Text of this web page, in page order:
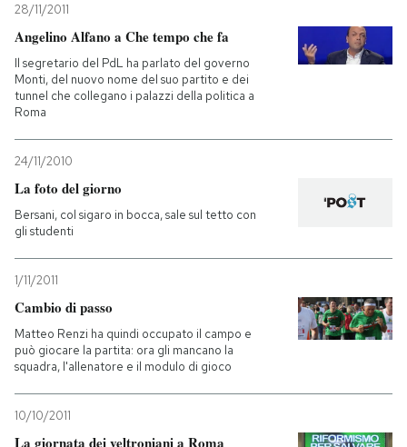
28/11/2011
Angelino Alfano a Che tempo che fa
Il segretario del PdL ha parlato del governo
Monti, del nuovo nome del suo partito e dei
tunnel che collegano i palazzi della politica a
Roma
24/11/2010
La foto del giorno
Bersani, col sigaro in bocca, sale sul tetto con
gli studenti
1/11/2011
Cambio di passo
Matteo Renzi ha quindi occupato il campo e
può giocare la partita: ora gli mancano la
squadra, l'allenatore e il modulo di gioco
10/10/2011
La giornata dei veltroniani a Roma